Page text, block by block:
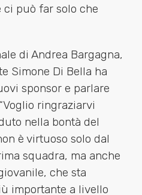
ci può far solo che
di Andrea Bargagna,
Simone Di Bella ha
sponsor e parlare
ringraziarvi
nella bontà del
è virtuoso solo dal
squadra, ma anche
che sta
importante a livello